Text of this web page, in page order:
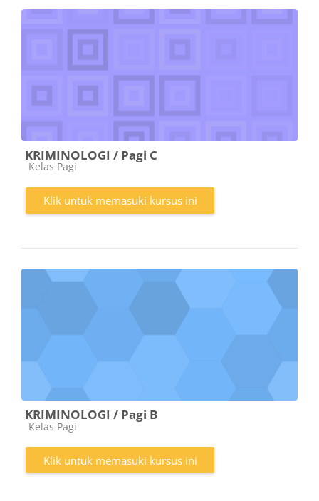
KRIMINOLOGI / Pagi C
Kategori kursus
Kelas Pagi
Klik untuk memasuki kursus ini
KRIMINOLOGI / Pagi B
Kategori kursus
Kelas Pagi
Klik untuk memasuki kursus ini